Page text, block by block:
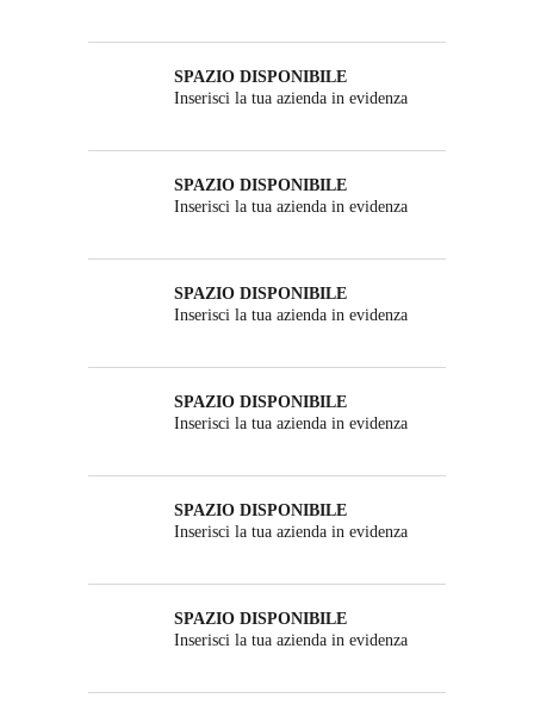
SPAZIO DISPONIBILE
Inserisci la tua azienda in evidenza
SPAZIO DISPONIBILE
Inserisci la tua azienda in evidenza
SPAZIO DISPONIBILE
Inserisci la tua azienda in evidenza
SPAZIO DISPONIBILE
Inserisci la tua azienda in evidenza
SPAZIO DISPONIBILE
Inserisci la tua azienda in evidenza
SPAZIO DISPONIBILE
Inserisci la tua azienda in evidenza